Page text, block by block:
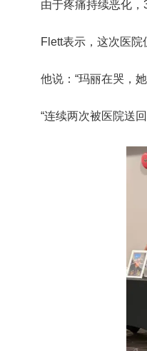
由于疼痛持续恶化，
Flett表示，这次医
他说：“玛丽在哭，
“连续两次被医院送